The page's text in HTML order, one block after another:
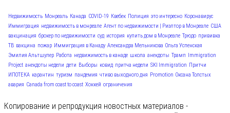
Недвижимость Монреаль Канада COVID-19 Квебек Полиция это интересно Коронавирус
Иммиграция недвижимость в монреале Агент по недвижимости | Риэлтор в Монреале США
вакцинация брокер по недвижимости суд история купить дом в Монреале Трюдо прививка
ТВ вакцина пожар Иммиграция в Канаду Александра Мельникова Ольга Успенская
Эмилия Альтшулер Работа недвижимость в канаде школа анекдоты Трамп
Immigration
Project анекдоты недели дети Выборы ковид притча недели SKI Immigration Притчи
ИПОТЕКА карантин туризм пандемия чтиво выходного дня Promotion Оксана Толстых
авария Canada from coast to coast Хоккей ограничения
Копирование и репродукция новостных материалов -